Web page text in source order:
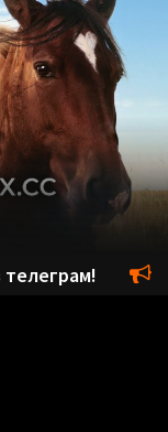
телеграм!